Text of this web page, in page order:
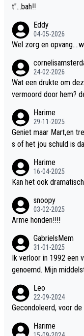
t"...bah!!
Eddy
04-05-2026
Wel zorg en
24-02-2026
Wat een drukte om
vermoord door hem?
t!!
Harime
29-11-2025
Geniet maar Mart,en
s of het jou schuld is
Harime
16-04-2025
Kan het ook
snoopy
03-02-2025
Arme honden!!!!
GabrielsMem
31-01-2025
Ik verloor in 1992 een
genoemd. Mijn middelste zoon was dan 9 jaar.
verteld in Groningen. Ik
riet en als
delijk overeenkomend
Leo
22-09-2024
Gecondoleerd, voor
Harime